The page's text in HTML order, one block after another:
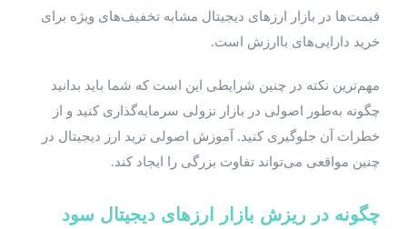
قیمت‌ها در بازار ارزهای دیجیتال مشابه تخفیف‌های ویژه برای
خرید دارایی‌های باارزش است.
مهم‌ترین نکته در چنین شرایطی این است که شما باید بدانید
چگونه به‌طور اصولی در بازار نزولی سرمایه‌گذاری کنید و از
خطرات آن جلوگیری کنید. آموزش اصولی ترید ارز دیجیتال در
چنین مواقعی می‌تواند تفاوت بزرگی را ایجاد کند.
چگونه در ریزش بازار ارزهای دیجیتال سود